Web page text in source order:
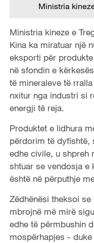
Ministria
Ministria kineze e
Kina ka miratuar një
eksporti për
në sfondin e
të mineraleve të
nxitur nga industri si
energji të reja.
Produktet e lidhura
përdorim të dyfishtë,
edhe civile, u shpreh
shtuar se vendosja
është në përputhje
Zëdhënësi theksoi
mbrojnë më mirë
edhe të përmbushin
mospërhapjes -